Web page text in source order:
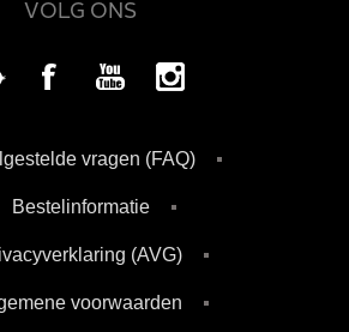
VOLG ONS
vragen (FAQ)
Bestelinformatie
(AVG)
voorwaarden